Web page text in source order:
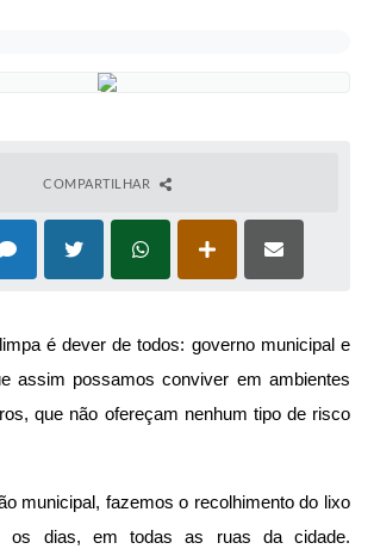
COMPARTILHAR
é dever de todos: governo municipal e
assim possamos conviver em ambientes
que não ofereçam nenhum tipo de risco
municipal, fazemos o recolhimento do lixo
os dias, em todas as ruas da cidade.